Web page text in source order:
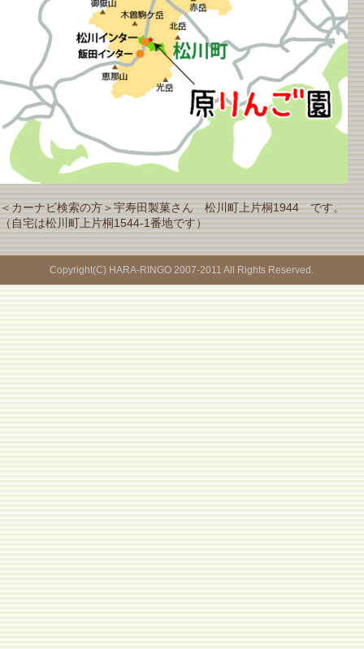
＜カーナビ検索の方＞宇寿田製菓さん 松川町上片桐1944 です。
（自宅は松川町上片桐1544-1番地です）
Copyright(C) HARA-RINGO 2007-2011 All Rights Reserved.